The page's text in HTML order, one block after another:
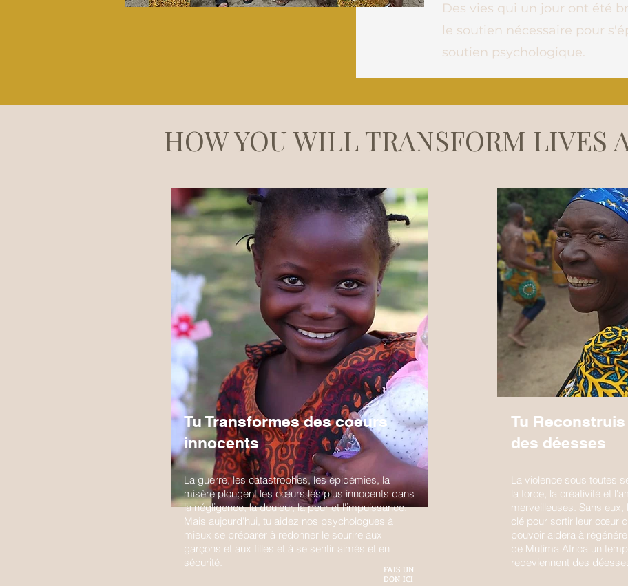
Des vies qui un jour ont été
le soutien nécessaire pour
soutien psychologique.
Tu Transformes des coeurs
innocents
La guerre, les catastrophes, les épidémies, la
misère plongent les cœurs les plus innocents dans
la négligence, la douleur, la peur et l'impuissance.
Mais aujourd'hui, tu aidez nos psychologues à
mieux se préparer à redonner le sourire aux
garçons et aux filles et à se sentir aimés et en
sécurité.
FAIS UN
DON ICI
Tu
des déesses
La violence sous toutes
la force, la créativité et
merveilleuses. Sans eux,
clé pour sortir leur cœur
pouvoir aidera à
de Mutima Africa un
redeviennent des
HOW YOU WILL TRANSFORM LIVES